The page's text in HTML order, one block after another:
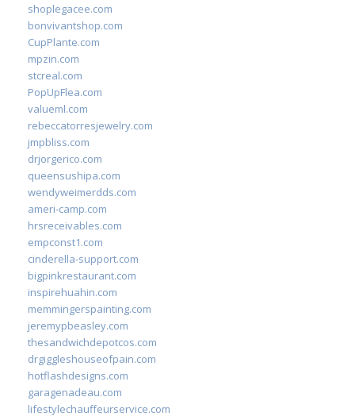
shoplegacee.com
bonvivantshop.com
CupPlante.com
mpzin.com
stcreal.com
PopUpFlea.com
valueml.com
rebeccatorresjewelry.com
jmpbliss.com
drjorgerico.com
queensushipa.com
wendyweimerdds.com
ameri-camp.com
hrsreceivables.com
empconst1.com
cinderella-support.com
bigpinkrestaurant.com
inspirehuahin.com
memmingerspainting.com
jeremypbeasley.com
thesandwichdepotcos.com
drgiggleshouseofpain.com
hotflashdesigns.com
garagenadeau.com
lifestylechauffeurservice.com